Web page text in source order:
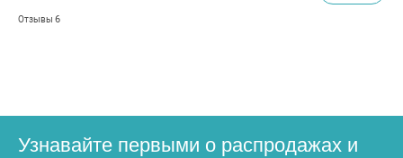
Отзывы 6
Узнавайте первыми о распродажах и